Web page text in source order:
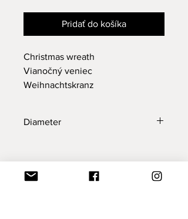
Pridať do košíka
Christmas wreath
Vianočný veniec
Weihnachtskranz
Diameter
Nová kolekcia